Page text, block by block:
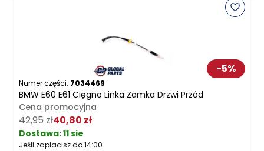
-5%
Numer części: 7034469
BMW E60 E61 Cięgno Linka Zamka Drzwi Przód
Cena promocyjna
42,95 zł40,80 zł
Dostawa:11 sie
Jeśli zapłacisz do 14:00